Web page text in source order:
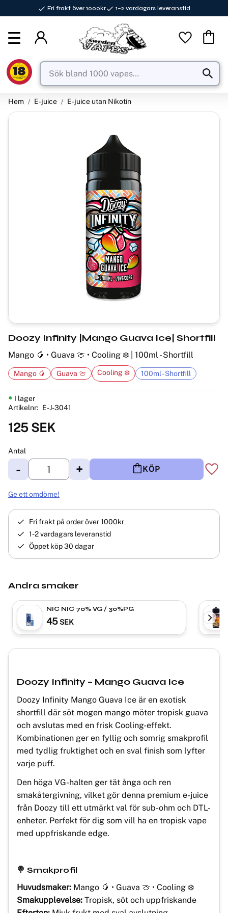
Fri frakt över 1000kr 1–2 vardagars leveranstid
Favoriter
Hem E-juice E-juice utan Nikotin
Doozy Infinity |Mango Guava Ice| Shortfill
Mango 🥭 • Guava 🍈 • Cooling ❄️ | 100ml - Shortfill
125SEK
Antal
+
- KÖP
I lager
Artikelnr
E-J-3041
Mango 🥭 Guava 🍈 Cooling ❄️ 100ml - Shortfill
Ge ett omdöme!
Fri frakt på order över 1000kr
1-2 vardagars leveranstid
Öppet köp 30 dagar
Andra smaker
NIC NIC 70% VG / 30%PG
45 SEK
Doozy Infinity – Mango Guava Ice
Doozy Infinity Mango Guava Ice är en exotisk
shortfill där söt mogen mango möter tropisk guava
och avslutas med en frisk Cooling-effekt.
Kombinationen ger en fyllig och somrig smakprofil
med tydlig fruktighet och en sval finish som lyfter
varje puff.
Den höga VG-halten ger tät ånga och ren
smakåtergivning, vilket gör denna premium e-juice
från Doozy till ett utmärkt val för sub-ohm och DTL-
enheter. Perfekt för dig som vill ha en tropisk vape
med uppfriskande edge.
🍭 Smakprofil
Huvudsmaker: Mango 🥭 • Guava 🍈 • Cooling ❄️
Smakupplevelse: Tropisk, söt och uppfriskande